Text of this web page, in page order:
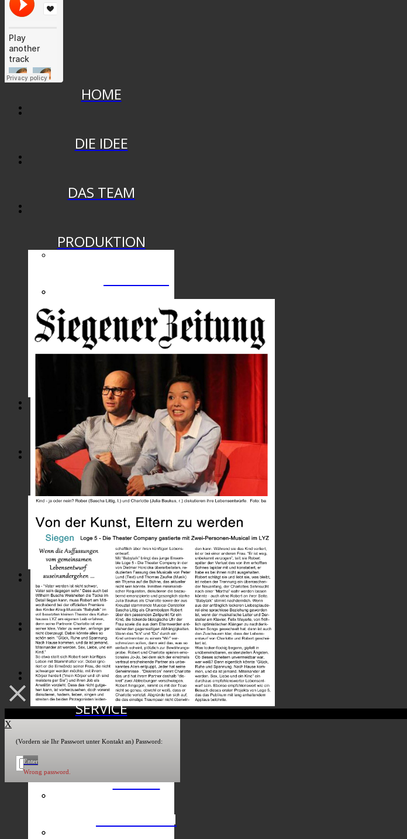
HOME
DIE IDEE
DAS TEAM
PRODUKTION
INHALT
DIE CHARAKTERE
TICKETS
TERMINE
MEDIA
Video
Foto
PRESSE
PARTNER
SERVICE
THEATER
PRESSE
SPONSOREN
X
(Vordern sie Ihr Passwort unter Kontakt an) Password:
Enter
Wrong password.